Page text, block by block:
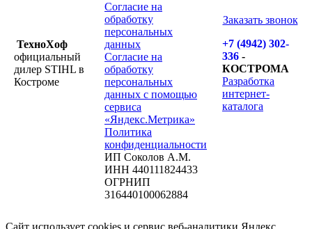
ТехноХоф
официальный
дилер STIHL в
Костроме
Согласие на
обработку
персональных
данных
Согласие на
обработку
персональных
данных с помощью
сервиса
«Яндекс.Метрика»
Политика
конфиденциальности
ИП Соколов А.М.
ИНН 440111824433
ОГРНИП
316440100062884
Заказать звонок
+7 (4942) 302-
336 -
КОСТРОМА
Разработка
интернет-
каталога